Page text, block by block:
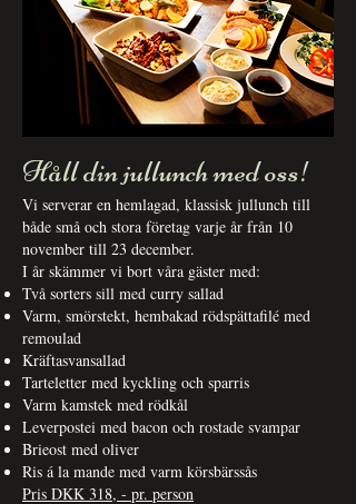
Håll din jullunch med oss!
Vi serverar en hemlagad, klassisk jullunch till
både små och stora företag varje år från 10
november till 23 december.
I år skämmer vi bort våra gäster med:
Två sorters sill med curry sallad
Varm, smörstekt, hembakad rödspättafilé med
remoulad
Kräftasvansallad
Tarteletter med kyckling och sparris
Varm kamstek med rödkål
Leverpostei med bacon och rostade svampar
Brieost med oliver
Ris á la mande med varm körsbärssås
Pris DKK 318, - pr. person